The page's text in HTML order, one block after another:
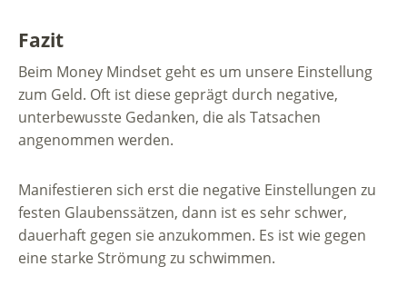
Fazit
Beim Money Mindset geht es um unsere Einstellung
zum Geld. Oft ist diese geprägt durch negative,
unterbewusste Gedanken, die als Tatsachen
angenommen werden.
Manifestieren sich erst die negative Einstellungen zu
festen Glaubenssätzen, dann ist es sehr schwer,
dauerhaft gegen sie anzukommen. Es ist wie gegen
eine starke Strömung zu schwimmen.